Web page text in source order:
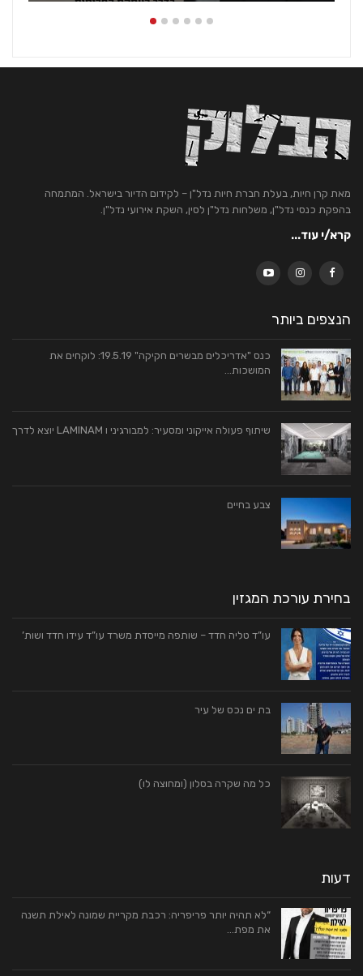
מאת קרן חיות, בעלת חברת חיות נדל"ן – לקידום הדיור בישראל. המתמחה
בהפקת כנסי נדל"ן, משלחות נדל"ן לסין, השקת אירועי נדל"ן.
קרא/י עוד...
הנצפים ביותר
כנס "אדריכלים מבשרים חקיקה" 19.5.19: לוקחים את
המושכות…
שיתוף פעולה אייקוני ומסעיר: למבורגיני ו LAMINAM יוצא לדרך
צבע בחיים
בחירת עורכת המגזין
עו”ד טליה חדד – שותפה מייסדת משרד עו”ד עידו חדד ושות’
בת ים נכס של עיר
כל מה שקרה בסלון (ומחוצה לו)
דעות
“לא תהיה יותר פריפריה: רכבת מקריית שמונה לאילת תשנה
את מפת…